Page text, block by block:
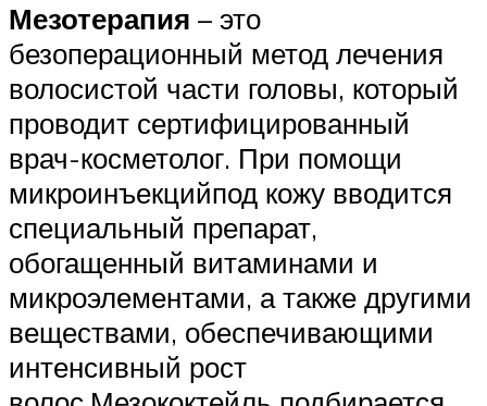
Мезотерапия – это
безоперационный метод лечения
волосистой части головы, который
проводит сертифицированный
врач-косметолог. При помощи
микроинъекцийпод кожу вводится
специальный препарат,
обогащенный витаминами и
микроэлементами, а также другими
веществами, обеспечивающими
интенсивный рост